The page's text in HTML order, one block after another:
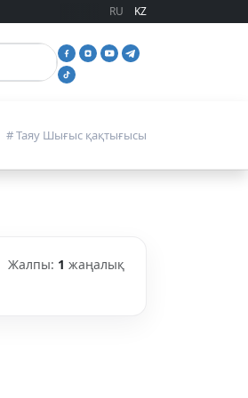
RU KZ
# Таяу Шығыс қақтығысы
Жалпы: 1 жаңалық